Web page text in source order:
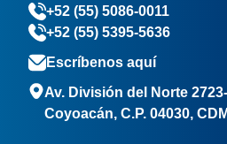
+52 (55) 5086-0011
+52 (55) 5395-5636
Escríbenos aquí
Av. División del Norte
Coyoacán, C.P. 04030,